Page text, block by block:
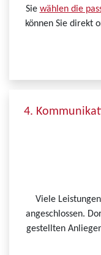
Sie wählen die
können Sie direkt
4.
Viele
angeschlossen.
gestellten